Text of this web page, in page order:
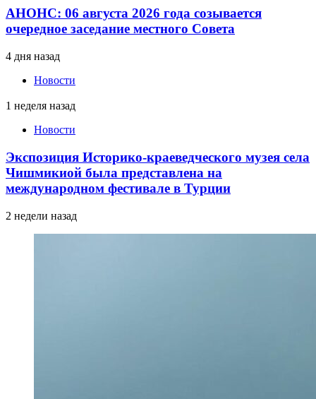
АНОНС: 06 августа 2026 года созывается
очередное заседание местного Совета
4 дня назад
Новости
1 неделя назад
Новости
Экспозиция Историко-краеведческого музея села
Чишмикиой была представлена на
международном фестивале в Турции
2 недели назад